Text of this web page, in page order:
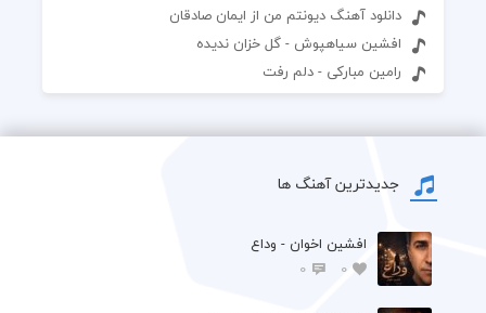
دانلود آهنگ دیونتم من از ایمان صادقان
افشین سیاهپوش - گل خزان ندیده
رامین مبارکی - دلم رفت
جدیدترین آهنگ ها
افشين اخوان - وداع
0
0